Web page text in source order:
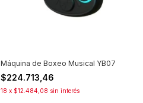
Máquina de Boxeo Musical YB07
$224.713,46
18 x $12.484,08 sin interés